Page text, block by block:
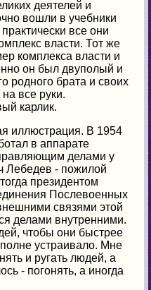
деятелей и
вошли в учебники
все они
власти. Тот же
комплекса власти и
он был двуполый и
родного брата и своих
все руки.
карлик.
иллюстрация. В 1954
в аппарате
делами у
Лебедев - пожилой
президентом
Послевоенных
связями этой
делами внутренними.
чтобы они быстрее
устраивало. Мне
и ругать людей, а
- погонять, а иногда